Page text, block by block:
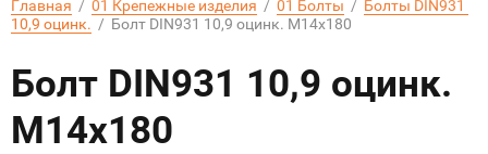
Главная
  /
01 Крепежные изделия
  /
01 Болты
  /
Болты DIN931
10,9 оцинк.
  /  Болт DIN931 10,9 оцинк. М14х180
Болт DIN931 10,9 оцинк.
М14х180